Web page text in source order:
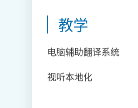
教学
电脑辅助翻译系统
视听本地化